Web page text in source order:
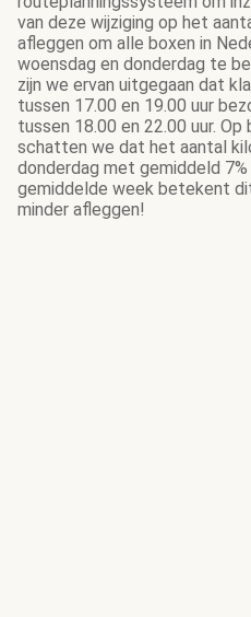
van deze wijziging op het
afleggen om alle boxen in
woensdag en donderdag te
zijn we ervan uitgegaan dat
tussen 17.00 en 19.00 uur
tussen 18.00 en 22.00 uur. Op
schatten we dat het aantal
donderdag met gemiddeld
gemiddelde week betekent
minder afleggen!